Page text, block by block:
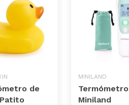
de
MINILAND
Termómetro
Miniland